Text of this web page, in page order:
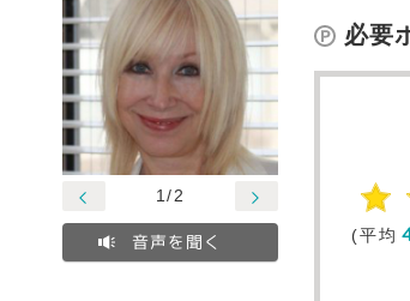
1/2
音声を聞く
必要
(平均